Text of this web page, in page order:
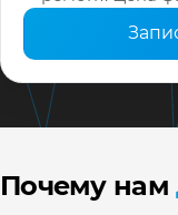
Почему нам